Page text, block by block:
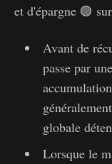
et d'épargne 🟢
Avant de
passe par
globale
Lorsque le